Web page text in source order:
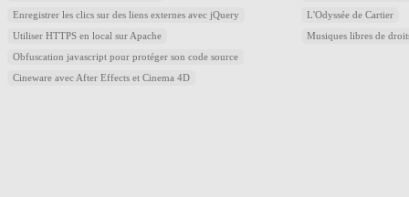
Enregistrer les clics sur des liens externes avec jQuery
Utiliser HTTPS en local sur Apache
Obfuscation javascript pour protéger son code source
Cineware avec After Effects et Cinema 4D
L'Odyssée de Cartier
Musiques libres de